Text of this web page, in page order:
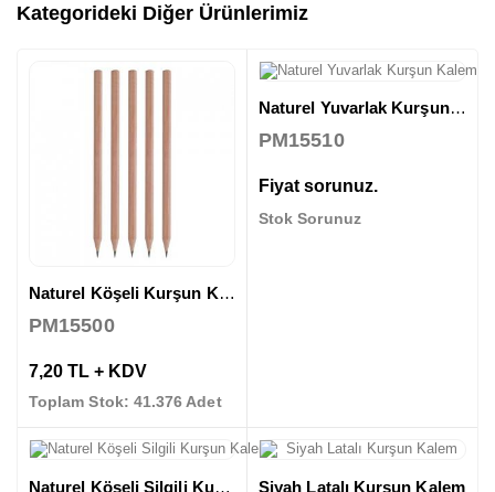
Kategorideki Diğer Ürünlerimiz
Naturel Köşeli Kurşun Kalem
PM15500
7,20 TL + KDV
Toplam Stok: 41.376 Adet
Naturel Yuvarlak Kurşun Kalem
PM15510
Fiyat sorunuz.
Stok Sorunuz
Naturel Köşeli Silgili Kurşun Kalem Siyah Latalı Kurşun Kalem